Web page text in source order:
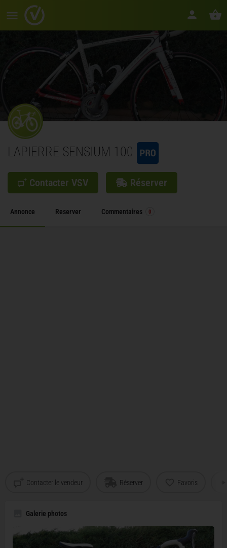
LAPIERRE SENSIUM 100
Contacter VSV Réserver
Annonce Reserver Commentaires 0
Contacter le vendeur Réserver Favoris
Galerie photos